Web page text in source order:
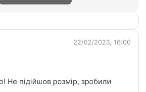
22/02/2023, 16:00
Не підійшов розмір, зробили